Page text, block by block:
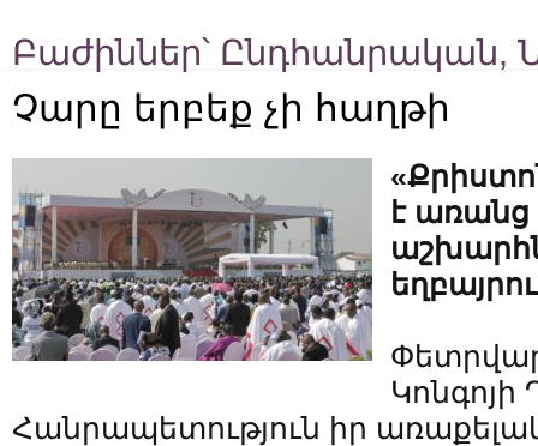
Բաժիններ՝ Ընդհանրական,
Չարը երբեք չի հաղթի
է առանց
Հանրապետություն իր